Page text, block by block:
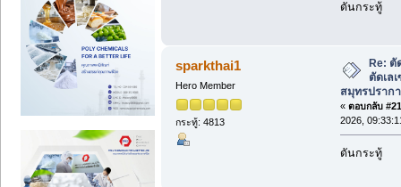
ดันกระทู้
sparkthai1
Hero Member
กระทู้: 4813
Re: ตั
ตัดเล
สมุทรปราก
« ตอบกลับ
2026,
ดันกระทู้